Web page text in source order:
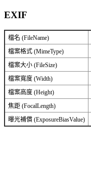
EXIF
檔名 (FileName)
檔案格式 (MimeType)
檔案大小 (FileSize)
檔案寬度 (Width)
檔案高度 (Height)
焦距 (FocalLength)
曝光補償 (ExposureBiasValue)